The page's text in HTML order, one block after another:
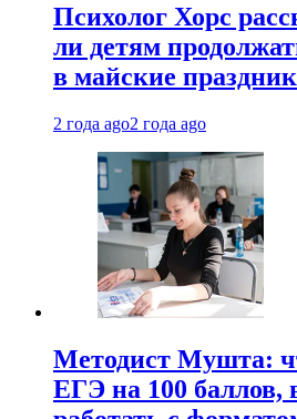
Психолог Хорс
ли детям
в майские
2 года ago2 года ago
Методист Мушта:
ЕГЭ на 100 баллов,